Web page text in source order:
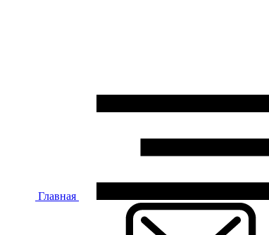
Главная